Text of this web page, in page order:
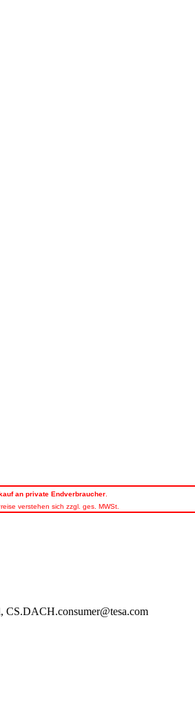
an private Endverbraucher.
verstehen sich zzgl. ges. MWSt.
CS.DACH.consumer@tesa.com